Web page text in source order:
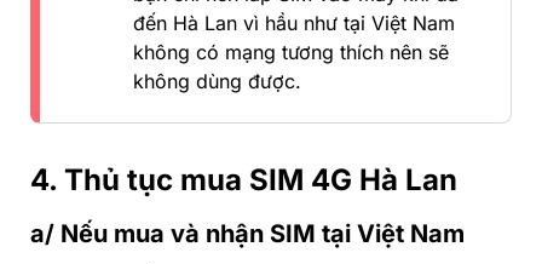
đến Hà Lan vì hầu như tại Việt Nam
không có mạng tương thích nên sẽ
không dùng được.
4. Thủ tục mua SIM 4G Hà Lan
a/ Nếu mua và nhận SIM tại Việt Nam